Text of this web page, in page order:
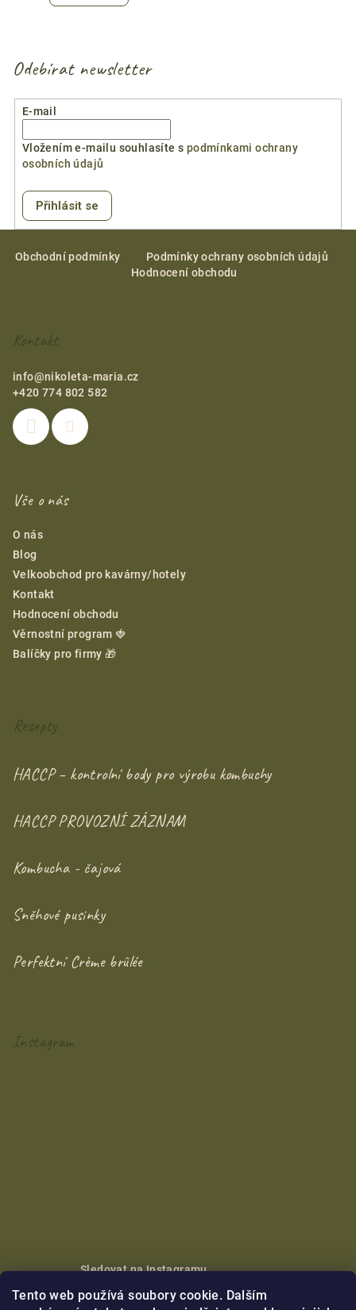
Tento web používá soubory cookie. Dalším
je
hvězdiček.
Odebírat newsletter
E-mail
Vložením e-mailu souhlasíte s podmínkami ochrany
osobních údajů
Přihlásit se
Obchodní podmínky
Podmínky ochrany osobních údajů
Hodnocení obchodu
Kontakt
info@nikoleta-maria.cz
+420 774 802 582
Vše o nás
O nás
Blog
Velkoobchod pro kavárny/hotely
Kontakt
Hodnocení obchodu
Věrnostní program 🍓
Balíčky pro firmy 🎁
Recepty
HACCP – kontrolní body pro výrobu kombuchy
HACCP PROVOZNÍ ZÁZNAM
Kombucha - čajová
Sněhové pusinky
Perfektní Crème brûlée
Instagram
Sledovat na Instagramu